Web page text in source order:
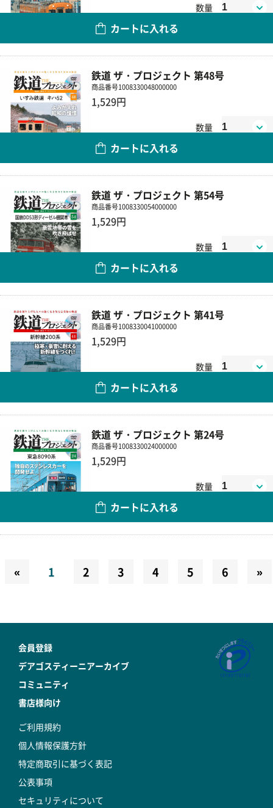
数量
カートに入れる
鉄道 ザ・プロジェクト 第48号
商品番号1008330048000000
1,529円
数量
カートに入れる
鉄道 ザ・プロジェクト 第54号
商品番号1008330054000000
1,529円
数量
カートに入れる
鉄道 ザ・プロジェクト 第41号
商品番号1008330041000000
1,529円
数量
カートに入れる
鉄道 ザ・プロジェクト 第24号
商品番号1008330024000000
1,529円
数量
カートに入れる
« 1 2 3 4 5 6 »
会員登録
デアゴスティーニアーカイブ
コミュニティ
書店様向け
ご利用規約
個人情報保護方針
特定商取引に基づく表記
公表事項
セキュリティについて